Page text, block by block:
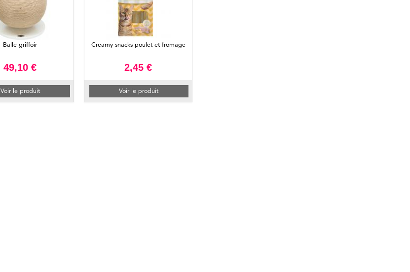
Balle griffoir
49,10 €
Voir le produit
Creamy snacks poulet et fromage
2,45 €
Voir le produit